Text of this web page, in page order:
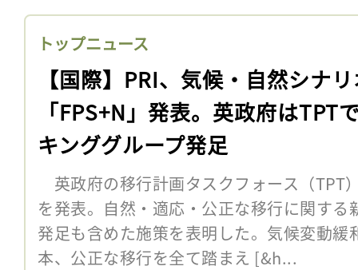
トップニュース
【国際】PRI、気候・自然シナ
「FPS+N」発表。英政府はTPT
キンググループ発足
英政府の移行計画タスクフォース（TPT
を発表。自然・適応・公正な移行に関する
発足も含めた施策を表明した。気候変動緩
本、公正な移行を全て踏まえ [&h...